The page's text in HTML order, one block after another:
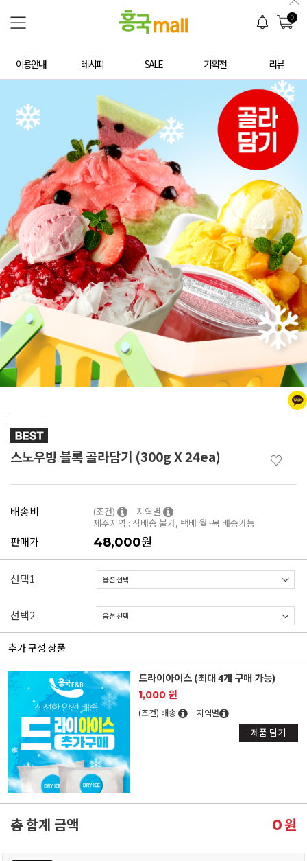
0
이용안내 레시피 SALE 기획전 리뷰
스노우빙 블록 골라담기 (300g X 24ea) ♡
배송비 (조건)
지역별
제주지역 : 직배송 불가, 택배 월~목 배송가능
판매가 48,000원
선택1
선택2
추가 구성 상품
드라이아이스 (최대 4개 구매 가능)
1,000 원
(조건) 배송 지역별
제품 담기
총 합계 금액 0원